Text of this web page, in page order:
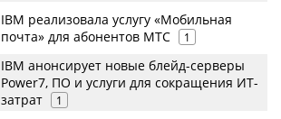
IBM реализовала услугу «Мобильная
почта» для абонентов МТС
1
IBM анонсирует новые блейд-серверы
Power7, ПО и услуги для сокращения ИТ-
затрат
1